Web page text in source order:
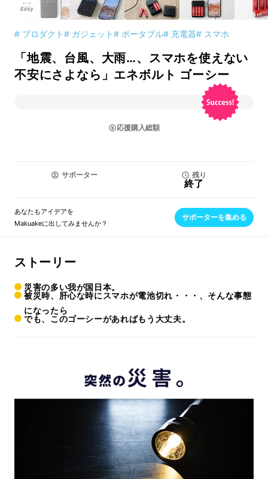
# プロダクト# ガジェット# ポータブル# 充電器# スマホ
「地震、台風、大雨…、スマホを使えない
不安にさよなら」エネボルト ゴーシー
応援購入総額
サポーター 残り
終了
あなたもアイデアを
Makuakeに出してみませんか？
サポーターを集める
ストーリー
災害の多い我が国日本。
被災時、肝心な時にスマホが電池切れ・・・、そんな事態
になったら
でも、このゴーシーがあればもう大丈夫。